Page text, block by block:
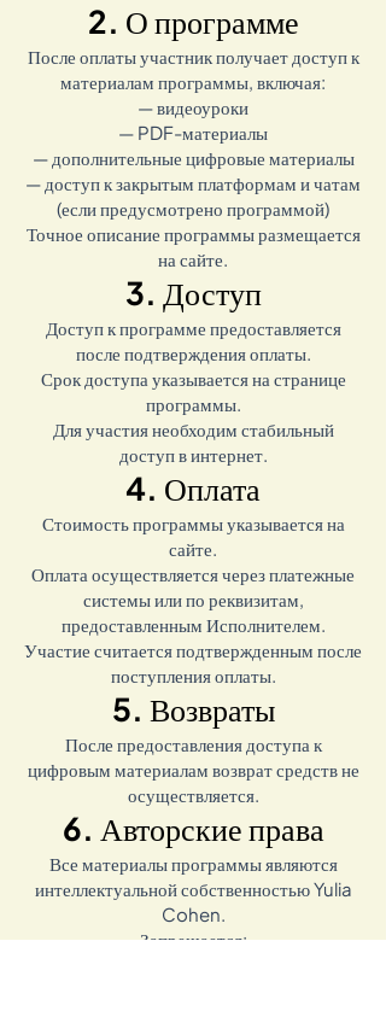
2. О программе
После оплаты участник получает доступ к
материалам программы, включая:
— видеоуроки
— PDF-материалы
— дополнительные цифровые материалы
— доступ к закрытым платформам и чатам
(если предусмотрено программой)
Точное описание программы размещается
на сайте.
3. Доступ
Доступ к программе предоставляется
после подтверждения оплаты.
Срок доступа указывается на странице
программы.
Для участия необходим стабильный
доступ в интернет.
4. Оплата
Стоимость программы указывается на
сайте.
Оплата осуществляется через платежные
системы или по реквизитам,
предоставленным Исполнителем.
Участие считается подтвержденным после
поступления оплаты.
5. Возвраты
После предоставления доступа к
цифровым материалам возврат средств не
осуществляется.
6. Авторские права
Все материалы программы являются
интеллектуальной собственностью Yulia
Cohen.
Запрещается: